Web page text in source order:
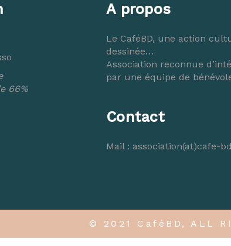
66%
A propos
Le CaféBD, une action
dessinée…
Association reconnue
par une équipe de
Contact
Mail : association(at)cafe-
© 2021 CaféBD, ALL